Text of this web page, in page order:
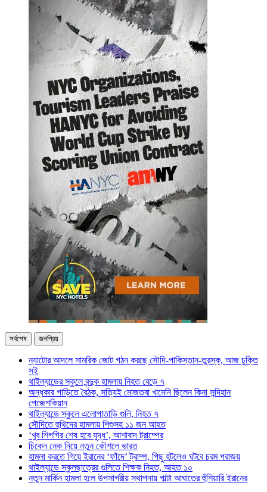
সর্বশেষ জনপ্রিয়
ন্যাটোর আদলে সামরিক জোট গঠন করছে সৌদি-পাকিস্তান-তুরস্ক, আজ চুক্তি
সই
থাইল্যান্ডের স্কুলে বন্দুক হামলায় নিহত বেড়ে ৭
অন্ধকার গাড়িতে বৈঠক, সত্যিই মোজতবা খামেনি ছিলেন কিনা সন্দিহান
পেজেশকিয়ান
থাইল্যান্ডে স্কুলে এলোপাতাড়ি গুলি, নিহত ৭
সৌদিতে হুথিদের হামলায় শিশুসহ ১১ জন আহত
‘খুব শিগগির শেষ হবে যুদ্ধ’, আশাবাদ ট্রাম্পের
চিকেন নেক নিয়ে নতুন কৌশলে ভারত
হামলা করতে গিয়ে ইরানের ‘ফাঁদে’ ট্রাম্প, পিছু হটলেও ঘটবে চরম পরাজয়
থাইল্যান্ডে স্কুলছাত্রের গুলিতে শিক্ষক নিহত, আহত ১০
নতুন মার্কিন হামলা হলে উপসাগরীয় স্থাপনায় পাল্টা আঘাতের হুঁশিয়ারি ইরানের